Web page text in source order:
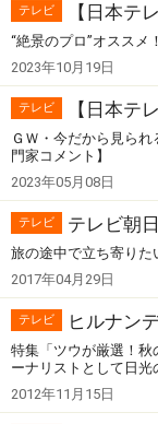
テレビ 【日本テ
“絶景のプロ”オススメ
2023年10月19日
テレビ 【日本テ
ＧＷ・今だから見ら
門家コメント】
2023年05月08日
テレビ テレビ朝
旅の途中で立ち寄りた
2017年04月29日
テレビ ヒルナン
特集「ツウが厳選！秋
ーナリストとして日光
2012年11月15日